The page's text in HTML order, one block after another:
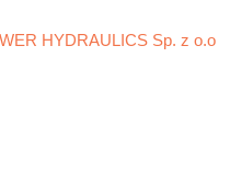
HYDRAULICS Sp. z o.o.